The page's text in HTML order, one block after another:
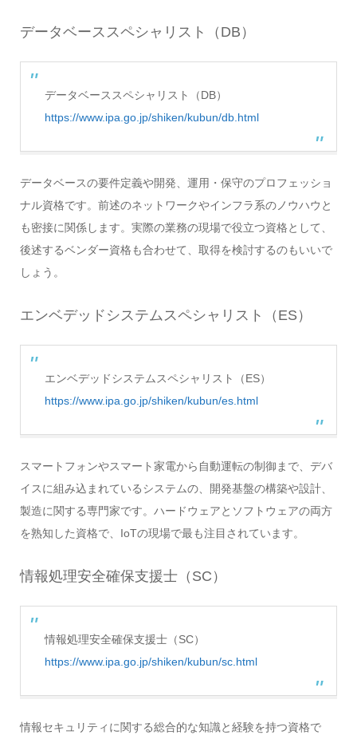
データベーススペシャリスト（DB）
データベーススペシャリスト（DB）
https://www.ipa.go.jp/shiken/kubun/db.html
データベースの要件定義や開発、運用・保守のプロフェッショ
ナル資格です。前述のネットワークやインフラ系のノウハウと
も密接に関係します。実際の業務の現場で役立つ資格として、
後述するベンダー資格も合わせて、取得を検討するのもいいで
しょう。
エンベデッドシステムスペシャリスト（ES）
エンベデッドシステムスペシャリスト（ES）
https://www.ipa.go.jp/shiken/kubun/es.html
スマートフォンやスマート家電から自動運転の制御まで、デバ
イスに組み込まれているシステムの、開発基盤の構築や設計、
製造に関する専門家です。ハードウェアとソフトウェアの両方
を熟知した資格で、IoTの現場で最も注目されています。
情報処理安全確保支援士（SC）
情報処理安全確保支援士（SC）
https://www.ipa.go.jp/shiken/kubun/sc.html
情報セキュリティに関する総合的な知識と経験を持つ資格で